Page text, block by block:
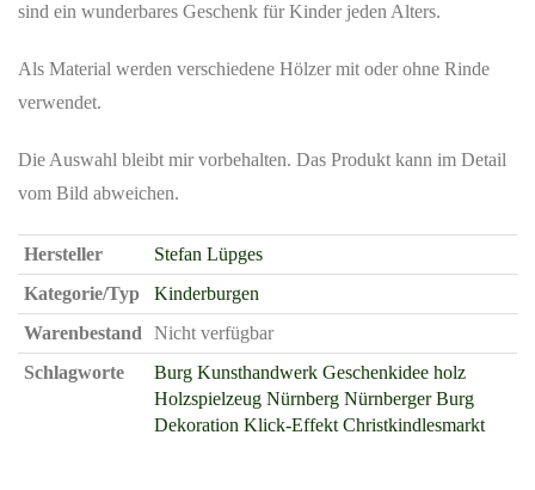
sind ein wunderbares Geschenk für Kinder jeden Alters.
Als Material werden verschiedene Hölzer mit oder ohne Rinde
verwendet.
Die Auswahl bleibt mir vorbehalten. Das Produkt kann im Detail
vom Bild abweichen.
Hersteller
Stefan Lüpges
Kategorie/Typ
Kinderburgen
Warenbestand
Nicht verfügbar
Schlagworte
Burg Kunsthandwerk Geschenkidee holz
Holzspielzeug Nürnberg Nürnberger Burg
Dekoration Klick-Effekt Christkindlesmarkt